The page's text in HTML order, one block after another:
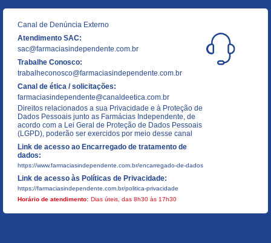
Canal de Denúncia Externo
Atendimento SAC:
sac@farmaciasindependente.com.br
Trabalhe Conosco:
trabalheconosco@farmaciasindependente.com.br
Canal de ética / solicitações:
farmaciasindependente@canaldeetica.com.br
Direitos relacionados a sua Privacidade e à Proteção de
Dados Pessoais junto as Farmácias Independente, de
acordo com a Lei Geral de Proteção de Dados Pessoais
(LGPD), poderão ser exercidos por meio desse canal
Link de acesso ao Encarregado de tratamento de
dados:
https://www.farmaciasindependente.com.br/encarregado-de-dados
Link de acesso às Políticas de Privacidade:
https://farmaciasindependente.com.br/politica-privacidade
Horário de atendimento: Dias úteis, das 8h30 às 17h30